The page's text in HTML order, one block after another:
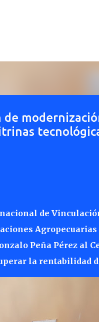
de
de
Peña Pérez al
la rentabilidad